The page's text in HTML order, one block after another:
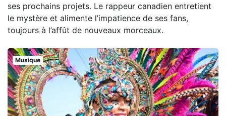
ses prochains projets. Le rappeur canadien entretient
le mystère et alimente l’impatience de ses fans,
toujours à l’affût de nouveaux morceaux.
Musique